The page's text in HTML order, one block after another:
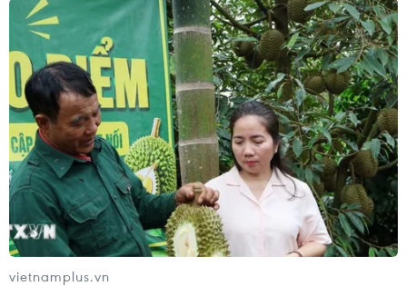
(TTXVN/Vietnam+)
vietnamplus.vn